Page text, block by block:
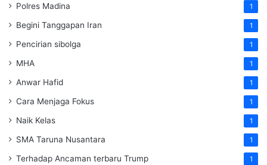
Polres Madina 1
Begini Tanggapan Iran 1
Pencirian sibolga 1
MHA 1
Anwar Hafid 1
Cara Menjaga Fokus 1
Naik Kelas 1
SMA Taruna Nusantara 1
Terhadap Ancaman terbaru Trump 1